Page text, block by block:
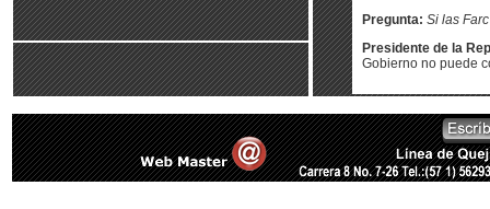
Pregunta: Si las
Presidente de la
Gobierno no puede